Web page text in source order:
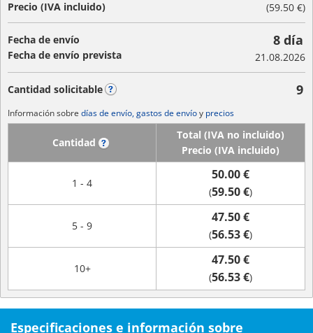
Precio (IVA incluido)
(59.50 €)
Fecha de envío
Fecha de envío prevista
8 día
21.08.2026
Cantidad solicitable 9
Información sobre días de envío, gastos de envíoy precios
Cantidad
Total (IVA no incluido)
Precio (IVA incluido)
1 - 4
50.00 €
(59.50 €)
5 - 9
47.50 €
(56.53 €)
10+
47.50 €
(56.53 €)
Especificaciones e información sobre